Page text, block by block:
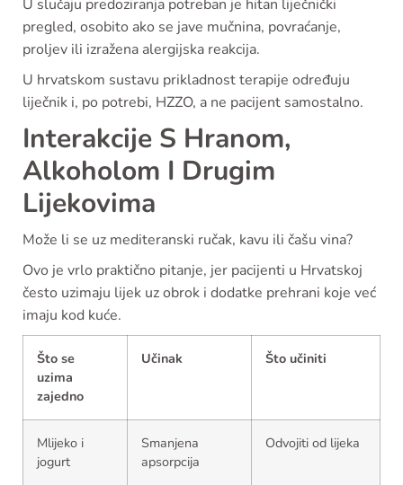
U slučaju predoziranja potreban je hitan liječnički
pregled, osobito ako se jave mučnina, povraćanje,
proljev ili izražena alergijska reakcija.
U hrvatskom sustavu prikladnost terapije određuju
liječnik i, po potrebi, HZZO, a ne pacijent samostalno.
Interakcije S Hranom,
Alkoholom I Drugim
Lijekovima
Može li se uz mediteranski ručak, kavu ili čašu vina?
Ovo je vrlo praktično pitanje, jer pacijenti u Hrvatskoj
često uzimaju lijek uz obrok i dodatke prehrani koje već
imaju kod kuće.
Što se
uzima
zajedno
Učinak Što učiniti
Mlijeko i
jogurt
Smanjena
apsorpcija
Odvojiti od lijeka